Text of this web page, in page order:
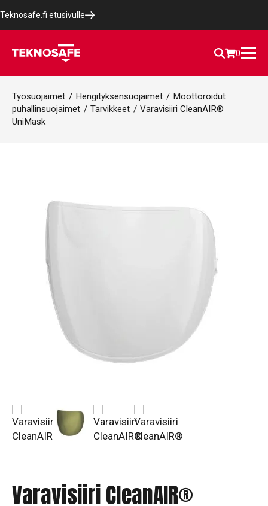
Teknosafe.fi etusivulle
0
Työsuojaimet / Hengityksensuojaimet / Moottoroidut
puhallinsuojaimet / Tarvikkeet / Varavisiiri CleanAIR®
UniMask
Varavisiiri CleanAIR®